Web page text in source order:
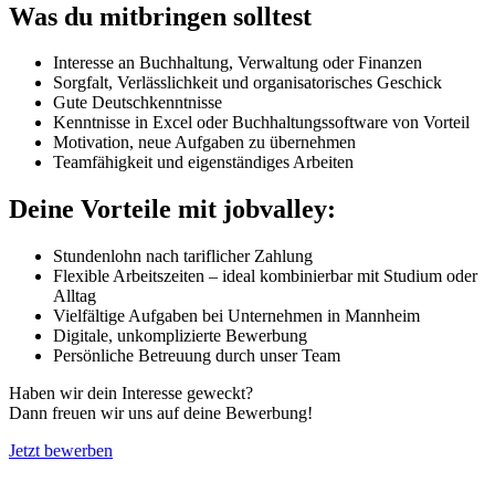
Was du mitbringen solltest
Interesse an Buchhaltung, Verwaltung oder Finanzen
Sorgfalt, Verlässlichkeit und organisatorisches Geschick
Gute Deutschkenntnisse
Kenntnisse in Excel oder Buchhaltungssoftware von Vorteil
Motivation, neue Aufgaben zu übernehmen
Teamfähigkeit und eigenständiges Arbeiten
Deine Vorteile mit jobvalley:
Stundenlohn nach tariflicher Zahlung
Flexible Arbeitszeiten – ideal kombinierbar mit Studium oder
Alltag
Vielfältige Aufgaben bei Unternehmen in Mannheim
Digitale, unkomplizierte Bewerbung
Persönliche Betreuung durch unser Team
Haben wir dein Interesse geweckt?
Dann freuen wir uns auf deine Bewerbung!
Jetzt bewerben